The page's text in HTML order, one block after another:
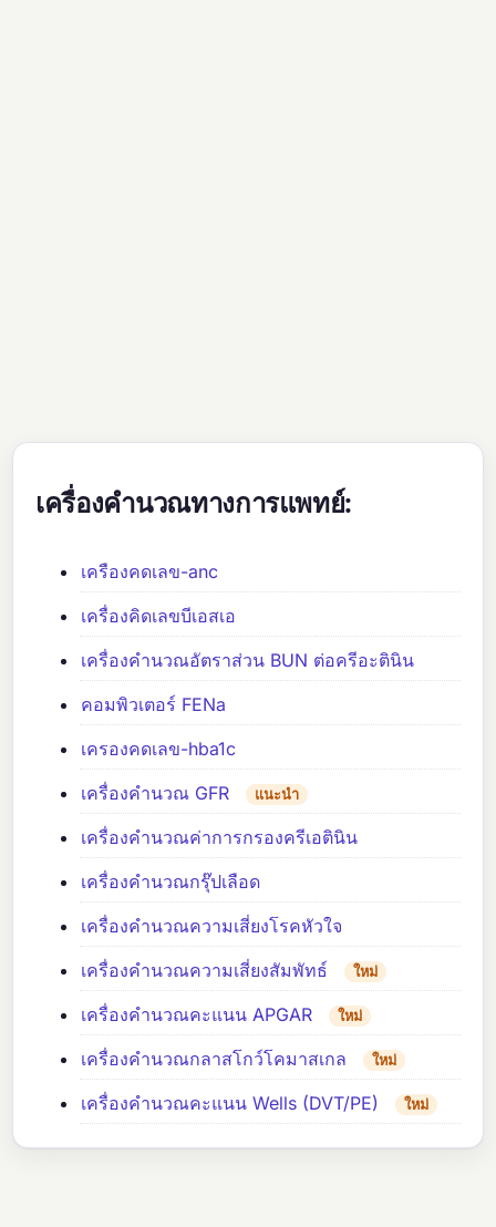
เครื่องคำนวณทางการแพทย์:
เครืองคดเลข-anc
เครื่องคิดเลขบีเอสเอ
เครื่องคำนวณอัตราส่วน BUN ต่อครีอะตินิน
คอมพิวเตอร์ FENa
เครองคดเลข-hba1c
เครื่องคำนวณ GFR
แนะนำ
เครื่องคำนวณค่าการกรองครีเอตินิน
เครื่องคำนวณกรุ๊ปเลือด
เครื่องคำนวณความเสี่ยงโรคหัวใจ
เครื่องคำนวณความเสี่ยงสัมพัทธ์
ใหม่
เครื่องคำนวณคะแนน APGAR ใหม่
เครื่องคำนวณกลาสโกว์โคมาสเกล ใหม่
เครื่องคำนวณคะแนน Wells (DVT/PE) ใหม่